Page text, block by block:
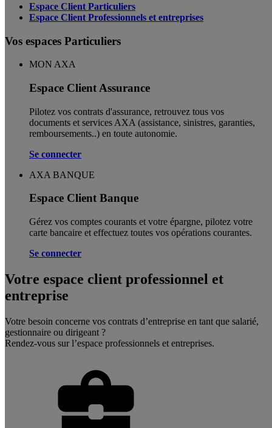
Espace Client Particuliers
Espace Client Professionnels et entreprises
Vos espaces Particuliers
MON AXA
Espace Client Assurance
Pilotez vos contrats d'assurance, retrouvez tous vos
documents et services AXA (assistance, sinistres, garanties,
remboursements..) en toute autonomie. ​
Se connecter
AXA BANQUE
Espace Client Banque
Gérez vos comptes courants et votre épargne, pilotez votre
carte bancaire et effectuez toutes vos opérations courantes.
Se connecter
Votre espace client professionnel et
entreprise
Votre besoin concerne vos contrats d’entreprise en tant que salarié,
gestionnaire ou dirigeant ?
Rendez-vous sur l’espace professionnels et entreprises.